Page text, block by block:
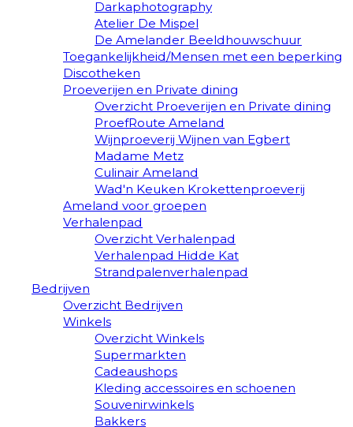
Darkaphotography
Atelier De Mispel
De Amelander Beeldhouwschuur
Toegankelijkheid/Mensen met een beperking
Discotheken
Proeverijen en Private dining
Overzicht Proeverijen en Private dining
ProefRoute Ameland
Wijnproeverij Wijnen van Egbert
Madame Metz
Culinair Ameland
Wad'n Keuken Krokettenproeverij
Ameland voor groepen
Verhalenpad
Overzicht Verhalenpad
Verhalenpad Hidde Kat
Strandpalenverhalenpad
Bedrijven
Overzicht Bedrijven
Winkels
Overzicht Winkels
Supermarkten
Cadeaushops
Kleding accessoires en schoenen
Souvenirwinkels
Bakkers